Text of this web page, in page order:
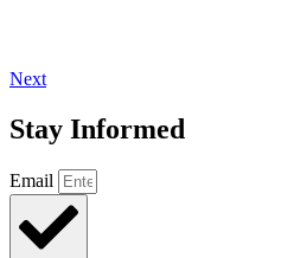
Next
Stay Informed
Email